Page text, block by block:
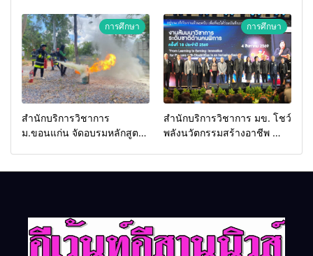
2026 เชื่อม 4 งานใหญ่ สร้าง
โอกาสธุรกิจครบวงจร ด้วย
ครับ
ประเทศ
การศึกษา
สำนักบริการวิชาการ
ม.ขอนแก่น จัดอบรมหลักสูตร
การศึกษา
สำนักบริการวิชาการ มข. โชว์
พลังนวัตกรรมสร้างอาชีพ นำ